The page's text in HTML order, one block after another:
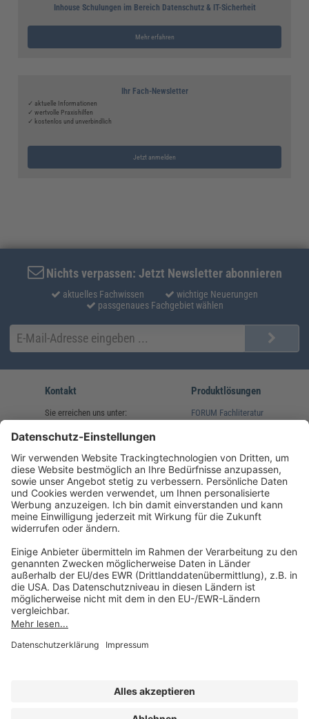
Inhouse Schulungen im Bereich Datenschutz & IT-Sicherheit
Mehr erfahren
Ihr Fach-Newsletter
✓ aktuelle Informationen
✓ wertvolle Praxishilfen
✓ kostenlos und unverbindlich
Jetzt anmelden
Nichts verpassen: Jetzt Newsletter abonnieren
aktuelles Fachwissen
wichtige Neuerungen
passgenaues Fachgebiet wählen
Kontakt
Sie erreichen uns unter:
(08233) 38 11 23
service@forum-verlag.com
Mo-Do 07:30 - 17:00 Uhr
Fr 07:30 - 15:00 Uhr
Produktlösungen
FORUM Fachliteratur
Folgen Sie uns
Impressum
Datenschutz
AGB und Lizenzbedingungen